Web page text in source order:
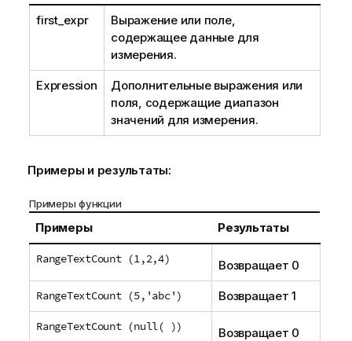
first_expr
Выражение или поле,
содержащее данные для
измерения.
Expression
Дополнительные выражения или
поля, содержащие диапазон
значений для измерения.
Примеры и результаты:
Примеры функции
Примеры Результаты
RangeTextCount (1,2,4) Возвращает 0
RangeTextCount (5,'abc') Возвращает 1
RangeTextCount (null( )) Возвращает 0